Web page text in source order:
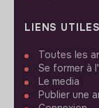
LIENS UTILES
Toutes les
Se former à
Le media
Publier une